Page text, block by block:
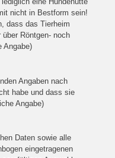
nicht in Bestform sein!
dass das Tierheim
Röntgen- noch
Angabe)
Angaben nach
habe und dass sie
Angabe)
Daten sowie alle
eingetragenen